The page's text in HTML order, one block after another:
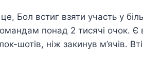
Бол встиг взяти участь у
понад 2 тисячі очок.
шотів, ніж закинув м’ячів.